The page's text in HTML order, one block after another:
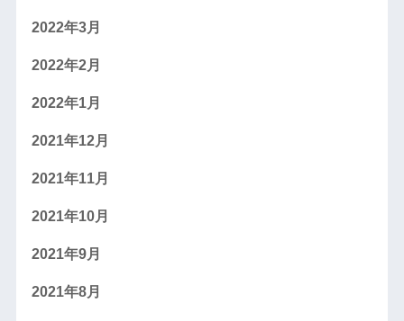
2022年3月
2022年2月
2022年1月
2021年12月
2021年11月
2021年10月
2021年9月
2021年8月